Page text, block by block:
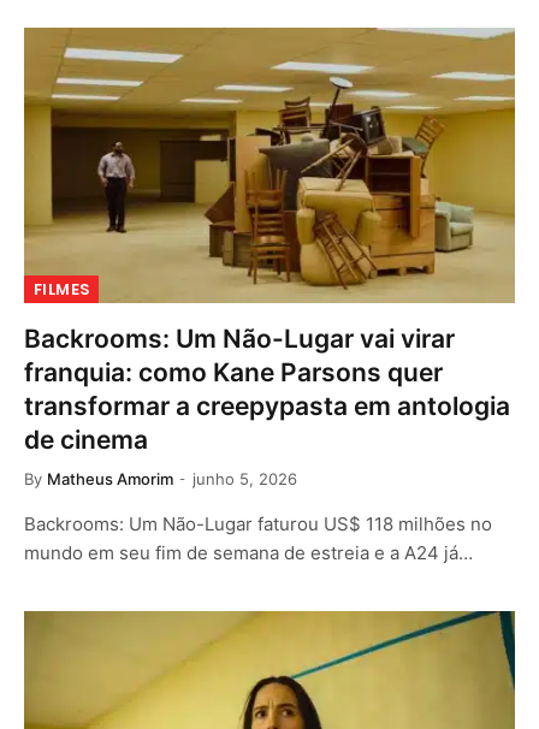
FILMES
Backrooms: Um Não-Lugar vai virar
franquia: como Kane Parsons quer
transformar a creepypasta em antologia
de cinema
By Matheus Amorim junho 5, 2026
Backrooms: Um Não-Lugar faturou US$ 118 milhões no
mundo em seu fim de semana de estreia e a A24 já…